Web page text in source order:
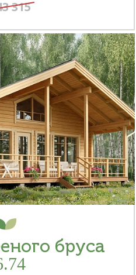
315
бруса